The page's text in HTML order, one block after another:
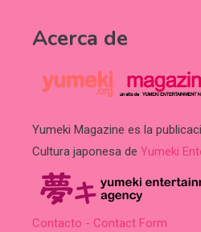
Acerca de
Yumeki Magazine es la
Cultura japonesa de Yumeki
Contacto - Contact Form